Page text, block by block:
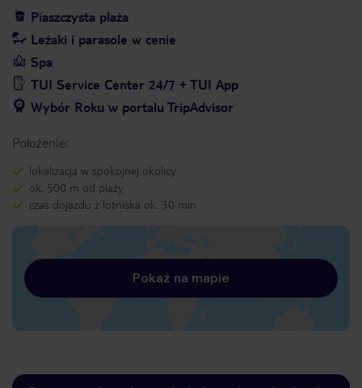
Piaszczysta plaża
Leżaki i parasole w cenie
Spa
TUI Service Center 24/7 + TUI App
Wybór Roku w portalu TripAdvisor
Położenie:
lokalizacja w spokojnej okolicy
ok. 500 m od plaży
czas dojazdu z lotniska ok. 30 min
Pokaż na mapie